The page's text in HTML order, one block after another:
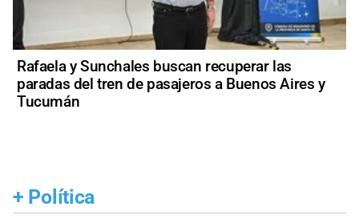
Rafaela y Sunchales buscan recuperar las
paradas del tren de pasajeros a Buenos Aires y
Tucumán
+ Política